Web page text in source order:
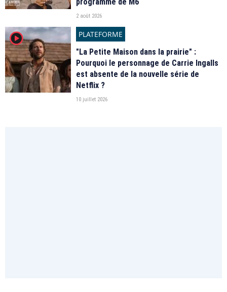
2 août 2026
player2
PLATEFORME
"La Petite Maison dans la prairie" :
Pourquoi le personnage de Carrie Ingalls
est absente de la nouvelle série de
Netflix ?
10 juillet 2026